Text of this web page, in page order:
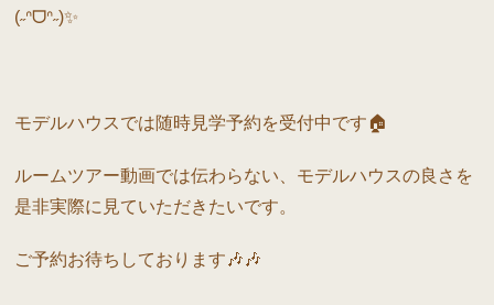
(˶ᐢᗜᐢ˶)✨
モデルハウスでは随時見学予約を受付中です🏠
ルームツアー動画では伝わらない、モデルハウスの良さを
是非実際に見ていただきたいです。
ご予約お待ちしております🎶🎶